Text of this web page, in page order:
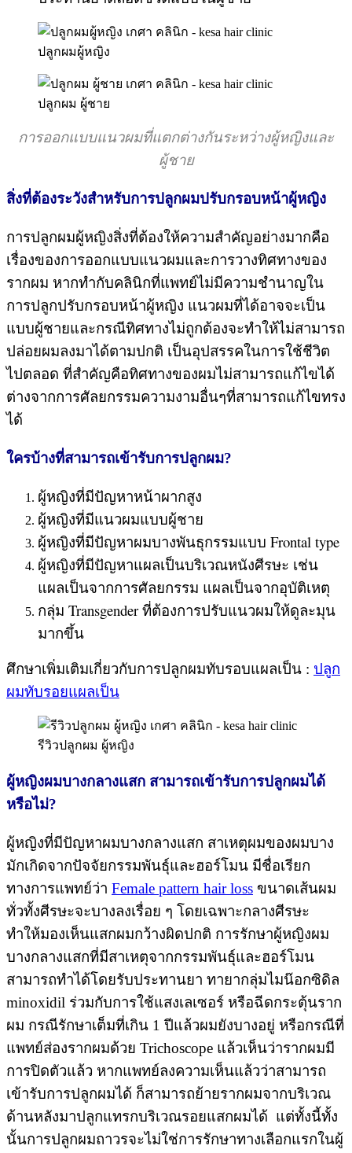
ปลูกผมผู้หญิง
ปลูกผม ผู้ชาย
การออกแบบแนวผมที่แตกต่างกันระหว่างผู้หญิงและ
ผู้ชาย
สิ่งที่ต้องระวังสำหรับการปลูกผมปรับกรอบหน้าผู้หญิง
การปลูกผมผู้หญิงสิ่งที่ต้องให้ความสำคัญอย่างมากคือ
เรื่องของการออกแบบแนวผมและการวางทิศทางของ
รากผม หากทำกับคลินิกที่แพทย์ไม่มีความชำนาญใน
การปลูกปรับกรอบหน้าผู้หญิง แนวผมที่ได้อาจจะเป็น
แบบผู้ชายและกรณีทิศทางไม่ถูกต้องจะทำให้ไม่สามารถ
ปล่อยผมลงมาได้ตามปกติ เป็นอุปสรรคในการใช้ชีวิต
ไปตลอด ที่สำคัญคือทิศทางของผมไม่สามารถแก้ไขได้
ต่างจากการศัลยกรรมความงามอื่นๆที่สามารถแก้ไขทรง
ได้
ใครบ้างที่สามารถเข้ารับการปลูกผม?
ผู้หญิงที่มีปัญหาหน้าผากสูง
ผู้หญิงที่มีแนวผมแบบผู้ชาย
ผู้หญิงที่มีปัญหาผมบางพันธุกรรมแบบ Frontal type
ผู้หญิงที่มีปัญหาแผลเป็นบริเวณหนังศีรษะ เช่น
แผลเป็นจากการศัลยกรรม แผลเป็นจากอุบัติเหตุ
กลุ่ม Transgender ที่ต้องการปรับแนวผมให้ดูละมุน
มากขึ้น
ศึกษาเพิ่มเติมเกี่ยวกับการปลูกผมทับรอบแผลเป็น : ปลูก
ผมทับรอยแผลเป็น
รีวิวปลูกผม ผู้หญิง
ผู้หญิงผมบางกลางแสก สามารถเข้ารับการปลูกผมได้
หรือไม่?
ผู้หญิงที่มีปัญหาผมบางกลางแสก สาเหตุผมของผมบาง
มักเกิดจากปัจจัยกรรมพันธุ์และฮอร์โมน มีชื่อเรียก
ทางการแพทย์ว่า Female pattern hair loss ขนาดเส้นผม
ทั่วทั้งศีรษะจะบางลงเรื่อย ๆ โดยเฉพาะกลางศีรษะ
ทำให้มองเห็นแสกผมกว้างผิดปกติ การรักษาผู้หญิงผม
บางกลางแสกที่มีสาเหตุจากกรรมพันธุ์และฮอร์โมน
สามารถทำได้โดยรับประทานยา ทายากลุ่มไมน๊อกซิดิล
minoxidil ร่วมกับการใช้แสงเลเซอร์ หรือฉีดกระตุ้นราก
ผม กรณีรักษาเต็มที่เกิน 1 ปีแล้วผมยังบางอยู่ หรือกรณีที่
แพทย์ส่องรากผมด้วย Trichoscope แล้วเห็นว่ารากผมมี
การปิดตัวแล้ว หากแพทย์ลงความเห็นแล้วว่าสามารถ
เข้ารับการปลูกผมได้ ก็สามารถย้ายรากผมจากบริเวณ
ด้านหลังมาปลูกแทรกบริเวณรอยแสกผมได้ แต่ทั้งนี้ทั้ง
นั้นการปลูกผมถาวรจะไม่ใช่การรักษาทางเลือกแรกในผู้